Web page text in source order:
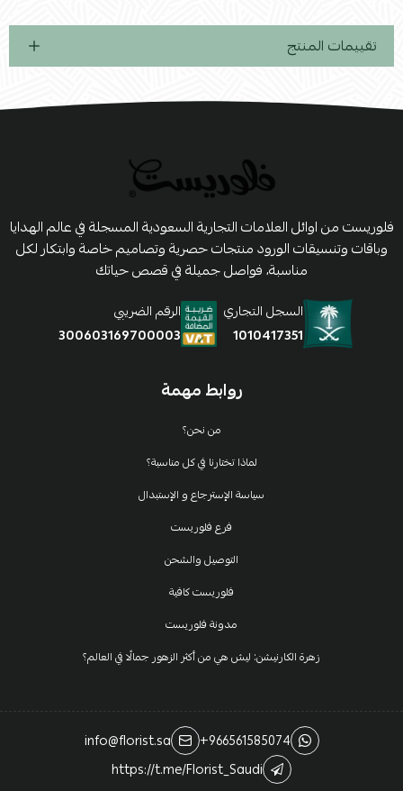
تقييمات المنتج
روابط مهمة
من نحن؟
لماذا تختارنا في كل مناسبة؟
سياسة الإسترجاع و الإستبدال
فرع فلوريست
التوصيل والشحن
فلوريست كافية
مدونة فلوريست
زهرة الكارنيشن: ليش هي من أكثر الزهور جمالًا في العالم؟
فلوريست من اوائل العلامات التجارية السعودية المسجلة في عالم الهدايا
وباقات وتنسيقات الورود منتجات حصرية وتصاميم خاصة وابتكار لكل
مناسبة، فواصل جميلة في قصص حياتك
السجل التجاري
1010417351
الرقم الضريبي
300603169700003
+966561585074
info@florist.sa
https://t.me/Florist_Saudi